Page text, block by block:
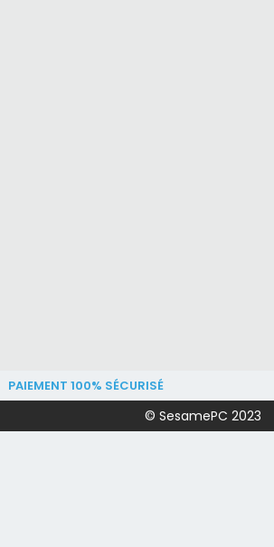
PAIEMENT 100% SÉCURISÉ
© SesamePC 2023